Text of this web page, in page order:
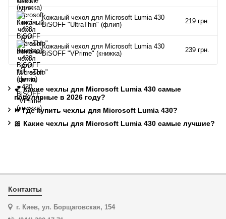
Кожаный чехол для Microsoft Lumia 430
BiSOFF "UltraThin" (флип)
219 грн.
Кожаный чехол для Microsoft Lumia 430
BiSOFF "VPrime" (книжка)
239 грн.
💕 Какие чехлы для Microsoft Lumia 430 самые
популярные в 2026 году?
⏩ Где купить чехлы для Microsoft Lumia 430?
🎀 Какие чехлы для Microsoft Lumia 430 самые лучшие?
Контакты
г. Киев, ул. Борщаговская, 154